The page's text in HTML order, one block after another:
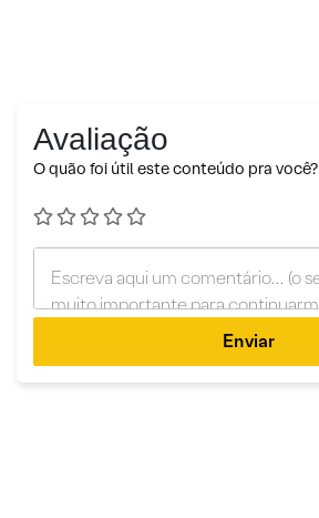
Avaliação
O quão foi útil este conteúdo pra você?
Enviar